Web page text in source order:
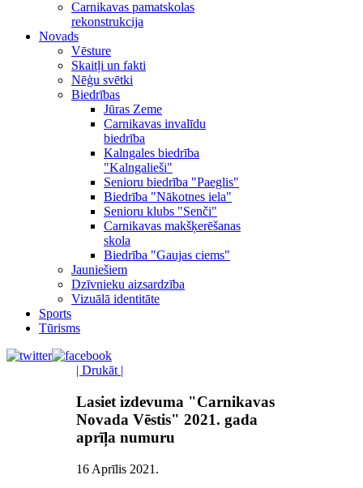
Carnikavas pamatskolas
rekonstrukcija
Novads
Vēsture
Skaitļi un fakti
Nēģu svētki
Biedrības
Jūras Zeme
Carnikavas invalīdu
biedrība
Kalngales biedrība
"Kalngalieši"
Senioru biedrība "Paeglis"
Biedrība "Nākotnes iela"
Senioru klubs "Senči"
Carnikavas makšķerēšanas
skola
Biedrība "Gaujas ciems"
Jauniešiem
Dzīvnieku aizsardzība
Vizuālā identitāte
Sports
Tūrisms
| Drukāt |
Lasiet izdevuma "Carnikavas
Novada Vēstis" 2021. gada
aprīļa numuru
16 Aprīlis 2021 .